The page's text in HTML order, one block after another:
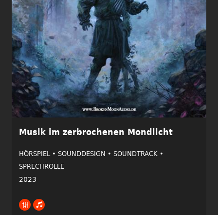
Musik im zerbrochenen Mondlicht
HÖRSPIEL • SOUNDDESIGN • SOUNDTRACK •
SPRECHROLLE
2023